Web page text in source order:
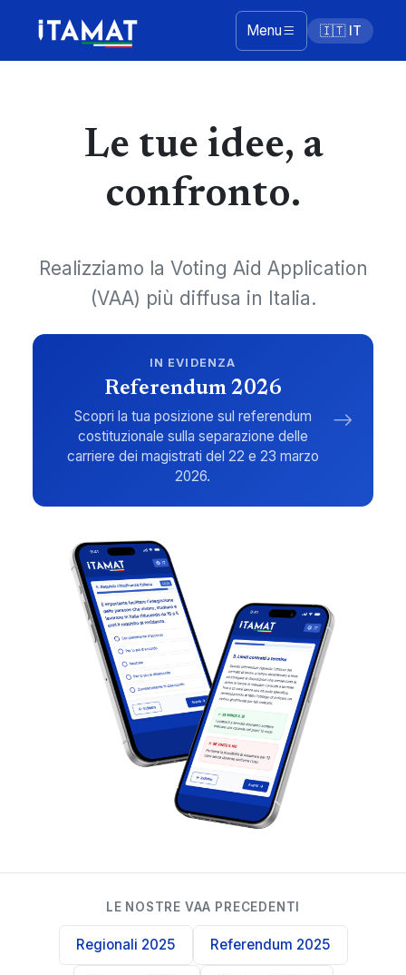
Menu 🇮🇹 IT
Le tue idee, a
confronto.
Realizziamo la Voting Aid Application
(VAA) più diffusa in Italia.
IN EVIDENZA
Referendum 2026
Scopri la tua posizione sul referendum
costituzionale sulla separazione delle
carriere dei magistrati del 22 e 23 marzo
2026.
LE NOSTRE VAA PRECEDENTI
Regionali 2025 Referendum 2025